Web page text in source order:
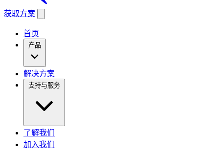
获取方案
首页
产品
解决方案
支持与服务
了解我们
加入我们